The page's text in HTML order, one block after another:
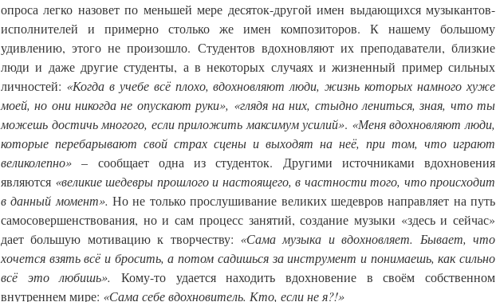
опроса легко назовет по меньшей мере десяток-другой имен выдающихся музыкантов-
исполнителей и примерно столько же имен композиторов. К нашему большому
удивлению, этого не произошло. Студентов вдохновляют их преподаватели, близкие
люди и даже другие студенты, а в некоторых случаях и жизненный пример сильных
личностей: «Когда в учебе всё плохо, вдохновляют люди, жизнь которых намного хуже
моей, но они никогда не опускают руки», «глядя на них, стыдно лениться, зная, что ты
можешь достичь многого, если приложить максимум усилий». «Меня вдохновляют люди,
которые перебарывают свой страх сцены и выходят на неё, при том, что играют
великолепно» – сообщает одна из студенток. Другими источниками вдохновения
являются «великие шедевры прошлого и настоящего, в частности того, что происходит
в данный момент».Но не только прослушивание великих шедевров направляет на путь
самосовершенствования, но и сам процесс занятий, создание музыки «здесь и сейчас»
дает большую мотивацию к творчеству: «Сама музыка и вдохновляет. Бывает, что
хочется взять всё и бросить, а потом садишься за инструмент и понимаешь, как сильно
всё это любишь».
Кому-то удается находить вдохновение в своём собственном
внутреннем мире: «Сама себе вдохновитель. Кто, если не я?!»